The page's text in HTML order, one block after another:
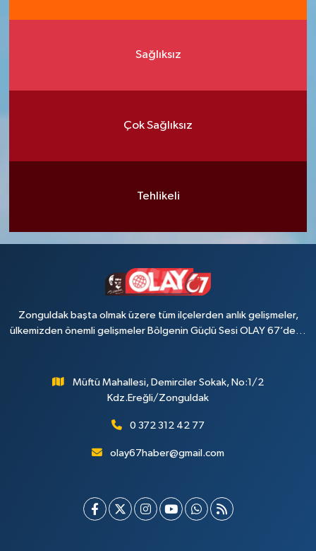
Sağlıksız
Çok Sağlıksız
Tehlikeli
Zonguldak başta olmak üzere tüm ilçelerden anlık gelişmeler,
ülkemizden önemli gelişmeler Bölgenin Güçlü Sesi OLAY 67’de…
Müftü Mahallesi, Demirciler Sokak, No:1/2
Kdz.Ereğli/Zonguldak
0 372 312 42 77
olay67haber@gmail.com